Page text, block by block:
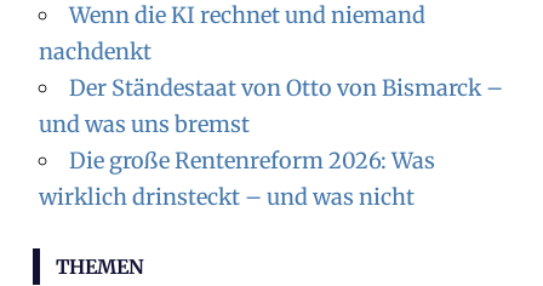
Wenn die KI rechnet und niemand
nachdenkt
Der Ständestaat von Otto von Bismarck –
und was uns bremst
Die große Rentenreform 2026: Was
wirklich drinsteckt – und was nicht
THEMEN